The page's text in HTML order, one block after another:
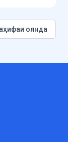
оянда